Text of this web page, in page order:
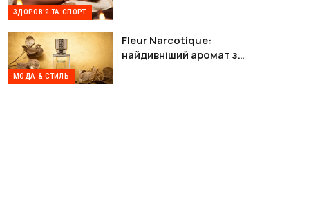
ЗДОРОВ'Я ТА СПОРТ
МОДА & СТИЛЬ
Fleur Narcotique:
найдивніший аромат з